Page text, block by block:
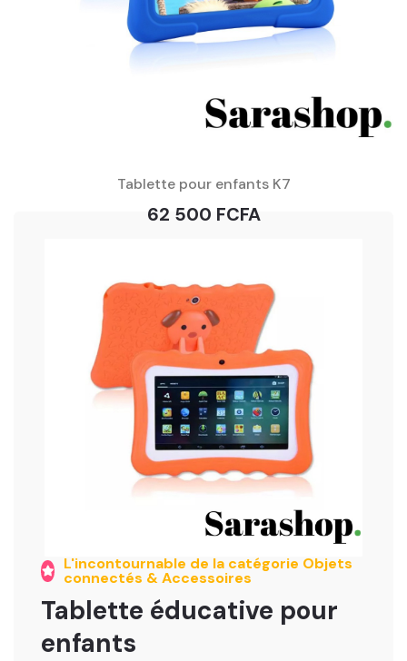
Tablette pour enfants K7
62 500 FCFA
L'incontournable de la catégorie Objets
connectés & Accessoires
Tablette éducative pour
enfants